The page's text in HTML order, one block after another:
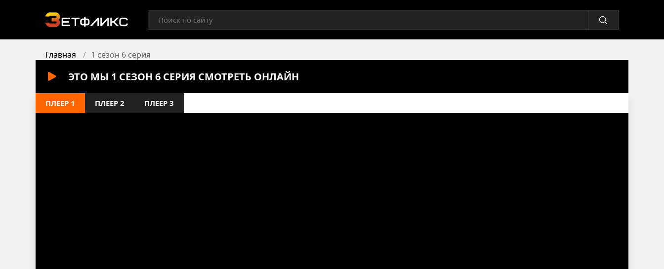
Главная 1 сезон 6 серия
ЭТО МЫ 1 СЕЗОН 6 СЕРИЯ СМОТРЕТЬ ОНЛАЙН
ПЛЕЕР 1 ПЛЕЕР 2 ПЛЕЕР 3